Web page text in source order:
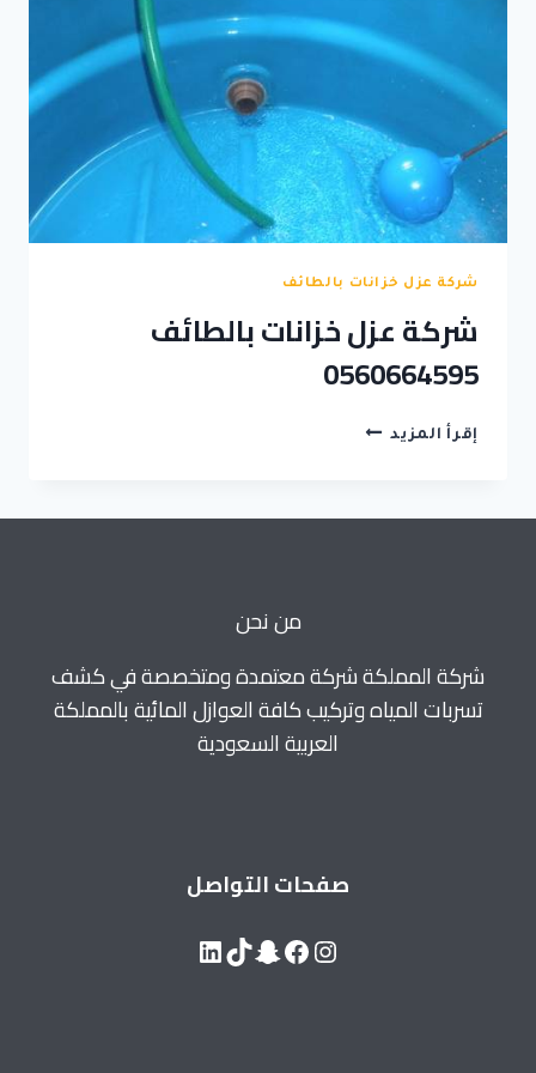
شركة عزل خزانات بالطائف
شركة عزل خزانات بالطائف
0560664595
إقرأ المزيد شركة
من نحن
شركة المملكة شركة معتمدة ومتخصصة في كشف
تسربات المياه وتركيب كافة العوازل المائية بالمملكة
العربية السعودية
صفحات التواصل
Instagram
Facebook
Snapchat
TikTok
LinkedIn